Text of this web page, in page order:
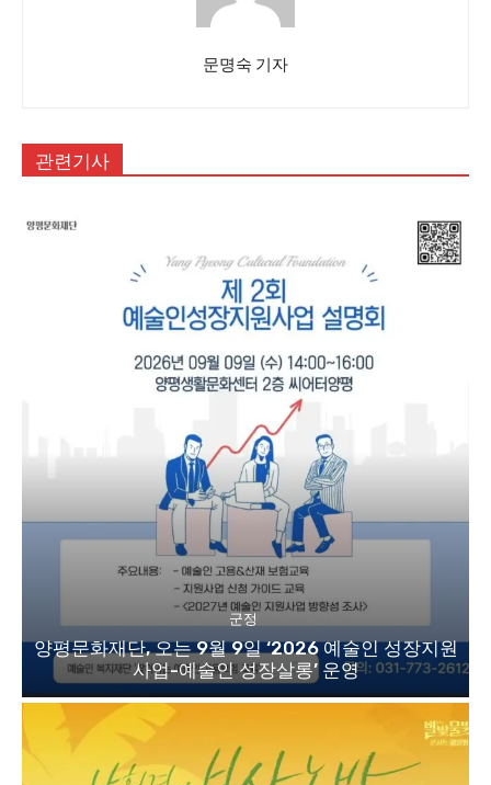
문명숙 기자
관련기사
군정
양평문화재단, 오는 9월 9일 ‘2026 예술인 성장지원
사업-예술인 성장살롱’ 운영